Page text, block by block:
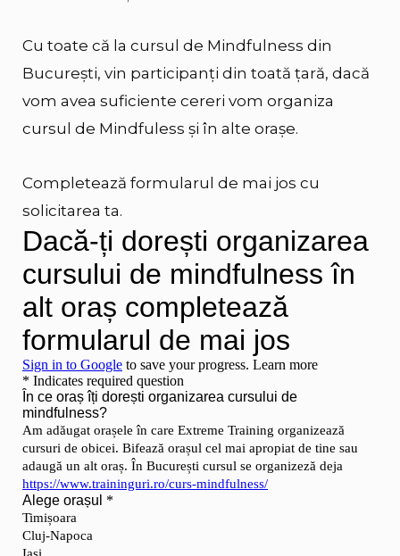
Cu toate că la cursul de Mindfulness din
București, vin participanți din toată țară, dacă
vom avea suficiente cereri vom organiza
cursul de Mindfuless și în alte orașe.
Completează formularul de mai jos cu
solicitarea ta.